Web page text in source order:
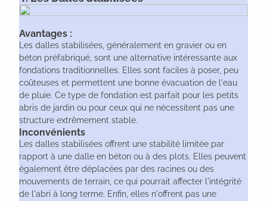
Avantages :
Les dalles stabilisées, généralement en gravier ou en
béton préfabriqué, sont une alternative intéressante aux
fondations traditionnelles. Elles sont faciles à poser, peu
coûteuses et permettent une bonne évacuation de l'eau
de pluie. Ce type de fondation est parfait pour les petits
abris de jardin ou pour ceux qui ne nécessitent pas une
structure extrêmement stable.
Inconvénients
Les dalles stabilisées offrent une stabilité limitée par
rapport à une dalle en béton ou à des plots. Elles peuvent
également être déplacées par des racines ou des
mouvements de terrain, ce qui pourrait affecter l'intégrité
de l'abri à long terme. Enfin, elles n'offrent pas une